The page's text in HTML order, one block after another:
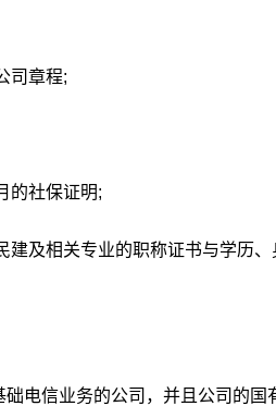
司章程;
社保证明;
及相关专业的职称证书与学历、
信业务的公司，并且公司的国